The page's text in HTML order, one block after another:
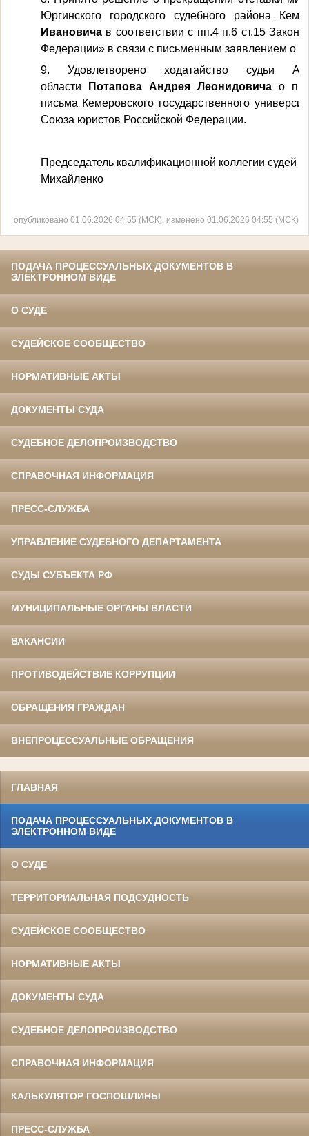
Юргинского городского судебного района
Ивановича в соответствии с пп.4 п.6 ст.15
Федерации» в связи с письменным заявлением о
9. Удовлетворено ходатайство судьи
области
Потапова Андрея Леонидовича о
письма Кемеровского государственного
Союза юристов Российской Федерации.
Председатель квалификационной коллегии судей
Михайленко
опубликовано 01.06.2026 04:55 (МСК), изменено 01.06.2026 04:55 (МСК)
ПОДАЧА ПРОЦЕССУАЛЬНЫХ ДОКУМЕНТОВ В
ЭЛЕКТРОННОМ ВИДЕ
О СУДЕ
СУДЕЙСКОЕ СООБЩЕСТВО
НОРМАТИВНЫЕ АКТЫ
ДОКУМЕНТЫ СУДА
СУДЕБНОЕ ДЕЛОПРОИЗВОДСТВО
СПРАВОЧНАЯ ИНФОРМАЦИЯ
ПРЕСС-СЛУЖБА
УПРАВЛЕНИЕ СУДЕБНОГО ДЕПАРТАМЕНТА
СУДЫ СУБЪЕКТА РФ
МУНИЦИПАЛЬНЫЕ ОРГАНЫ ВЛАСТИ
ВАКАНСИИ
ПРОТИВОДЕЙСТВИЕ КОРРУПЦИИ
ОБРАЩЕНИЯ ГРАЖДАН
ВНЕПРОЦЕССУАЛЬНЫЕ ОБРАЩЕНИЯ
ГЛАВНАЯ
ПОДАЧА ПРОЦЕССУАЛЬНЫХ ДОКУМЕНТОВ В
ЭЛЕКТРОННОМ ВИДЕ
О СУДЕ
ТЕРРИТОРИАЛЬНАЯ ПОДСУДНОСТЬ
СУДЕЙСКОЕ СООБЩЕСТВО
НОРМАТИВНЫЕ АКТЫ
ДОКУМЕНТЫ СУДА
СУДЕБНОЕ ДЕЛОПРОИЗВОДСТВО
СПРАВОЧНАЯ ИНФОРМАЦИЯ
КАЛЬКУЛЯТОР ГОСПОШЛИНЫ
ПРЕСС-СЛУЖБА